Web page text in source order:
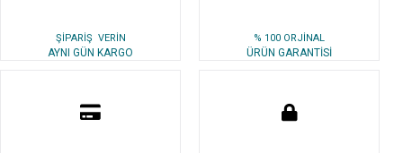
ŞİPARİŞ VERİN
AYNI GÜN KARGO
% 100 ORJİNAL
ÜRÜN GARANTİSİ